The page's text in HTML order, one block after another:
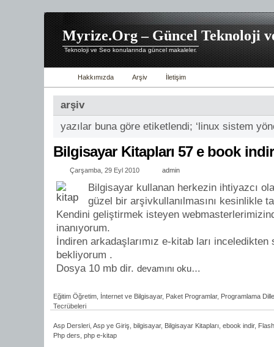
Myrize.Org – Güncel Teknoloji
Teknoloji ve Seo konularında güncel makaleler.
Hakkımızda Arşiv İletişim
arşiv
yazılar buna göre etiketlendi; ‘linux sistem
Bilgisayar Kitapları 57 e book indir
Çarşamba, 29 Eyl 2010 admin
Bilgisayar kullanan herkezin ihtiyazcı
güzel bir arşivkullanılmasını kesinlikle
Kendini geliştirmek isteyen
inanıyorum.
İndiren arkadaşlarımız e-kitab ları inceledikten
bekliyorum .
Dosya 10 mb dir. devamını oku…
Eğitim Öğretim İnternet ve Bilgisayar, Paket Programlar, Programlama
Tecrübeleri
Asp Dersleri Asp ye Giriş bilgisayar, Bilgisayar Kitapları ebook indir,
Php ders php e-kitap